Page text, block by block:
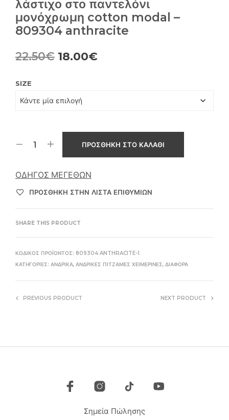
λάστιχο στο παντελόνι
μονόχρωμη cotton modal –
809304 anthracite
22.50€ Original
22.50€.
18.00€Η
SIZE
ΠΡΟΣΘΉΚΗ ΣΤΟ ΚΑΛΆΘΙ
ΟΔΗΓΌΣ ΜΕΓΕΘΏΝ
ΠΡΌΣΘΉΚΗ ΣΤΗΝ ΛΊΣΤΑ ΕΠΙΘΥΜΙΏΝ
SHARE THIS PRODUCT
ΚΩΔΙΚΌΣ ΠΡΟΪΌΝΤΟΣ: 809304 ANTHRACITE-1
ΚΑΤΗΓΟΡΊΕΣ: ΑΝΔΡΙΚΆ, ΑΝΔΡΙΚΈΣ ΠΙΤΖΆΜΕΣ ΧΕΙΜΕΡΙΝΈΣ, ΔΙΆΦΟΡΑ
PREVIOUS PRODUCT NEXT PRODUCT
Σημεία Πώλησης